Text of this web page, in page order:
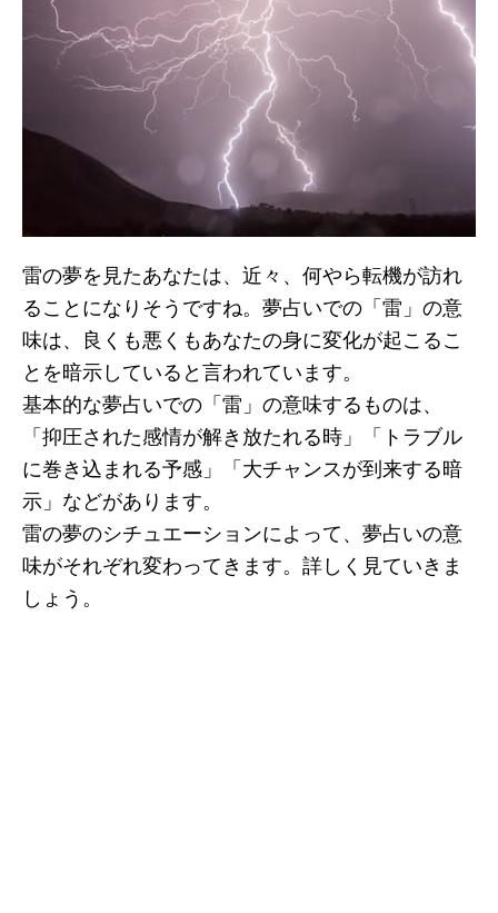
雷の夢を見たあなたは、近々、何やら転機が訪れ
ることになりそうですね。夢占いでの「雷」の意
味は、良くも悪くもあなたの身に変化が起こるこ
とを暗示していると言われています。
基本的な夢占いでの「雷」の意味するものは、
「抑圧された感情が解き放たれる時」「トラブル
に巻き込まれる予感」「大チャンスが到来する暗
示」などがあります。
雷の夢のシチュエーションによって、夢占いの意
味がそれぞれ変わってきます。詳しく見ていきま
しょう。